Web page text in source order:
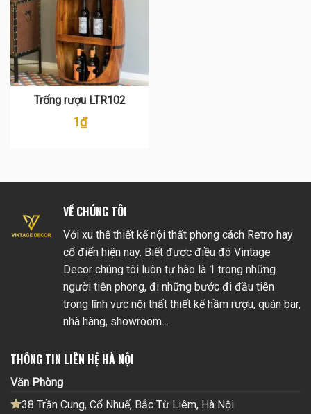
Trống rượu LTR102
1₫
VỀ CHÚNG TÔI
Với xu thế thiết kế nội thất phong cách Retro hay
cổ điển hiện nay. Biết được điều đó Vintage
Decor chúng tôi luôn tự hào là 1 trong những
người tiên phong, đi những bước đi đầu tiên
trong lĩnh vực nội thất thiết kế hầm rượu, quán bar,
nhà hàng, showroom…
THÔNG TIN LIÊN HỆ HÀ NỘI
Văn Phòng
38 Trần Cung, Cổ Nhuế, Bắc Từ Liêm, Hà Nội